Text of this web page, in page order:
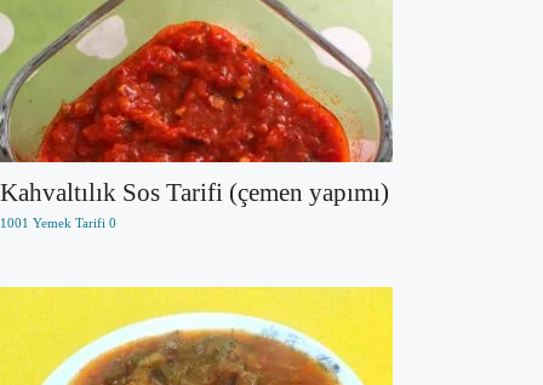
Kahvaltılık Sos Tarifi (çemen yapımı)
1001 Yemek Tarifi 0